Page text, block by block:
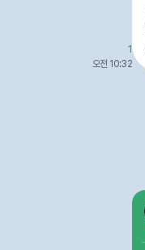
1
오전 10:32